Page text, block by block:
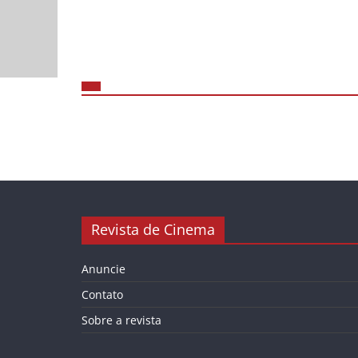
Revista de Cinema
Anuncie
Contato
Sobre a revista